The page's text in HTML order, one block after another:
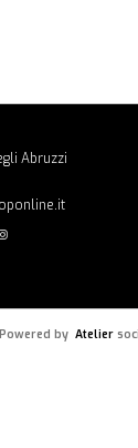
Abruzzi
by Atelier